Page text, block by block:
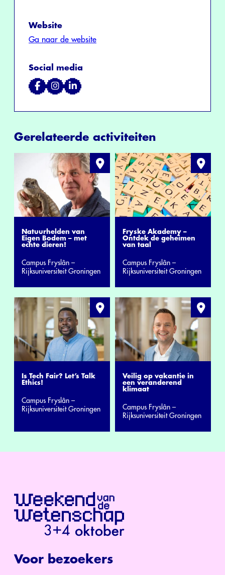
Website
Ga naar de website
Social media
Gerelateerde activiteiten
Natuurhelden van
Eigen Bodem – met
echte dieren!
Campus Fryslân –
Rijksuniversiteit Groningen
Fryske Akademy –
Ontdek de geheimen
van taal
Campus Fryslân –
Rijksuniversiteit Groningen
Is Tech Fair? Let’s Talk
Ethics!
Campus Fryslân –
Rijksuniversiteit Groningen
Veilig op vakantie in
een veranderend
klimaat
Campus Fryslân –
Rijksuniversiteit Groningen
Voor bezoekers